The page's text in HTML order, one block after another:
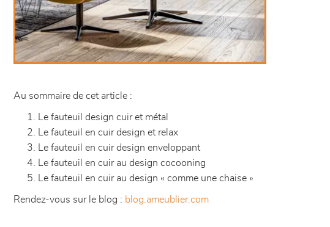
Au sommaire de cet article :
Le fauteuil design cuir et métal
Le fauteuil en cuir design et relax
Le fauteuil en cuir design enveloppant
Le fauteuil en cuir au design cocooning
Le fauteuil en cuir au design « comme une chaise »
Rendez-vous sur le blog : blog.ameublier.com